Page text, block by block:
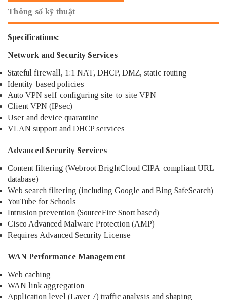
Thông số kỹ thuật
Specifications:
Network and Security Services
Stateful firewall, 1:1 NAT, DHCP, DMZ, static routing
Identity-based policies
Auto VPN self-configuring site-to-site VPN
Client VPN (IPsec)
User and device quarantine
VLAN support and DHCP services
Advanced Security Services
Content filtering (Webroot BrightCloud CIPA-compliant URL
database)
Web search filtering (including Google and Bing SafeSearch)
YouTube for Schools
Intrusion prevention (SourceFire Snort based)
Cisco Advanced Malware Protection (AMP)
Requires Advanced Security License
WAN Performance Management
Web caching
WAN link aggregation
Application level (Layer 7) traffic analysis and shaping